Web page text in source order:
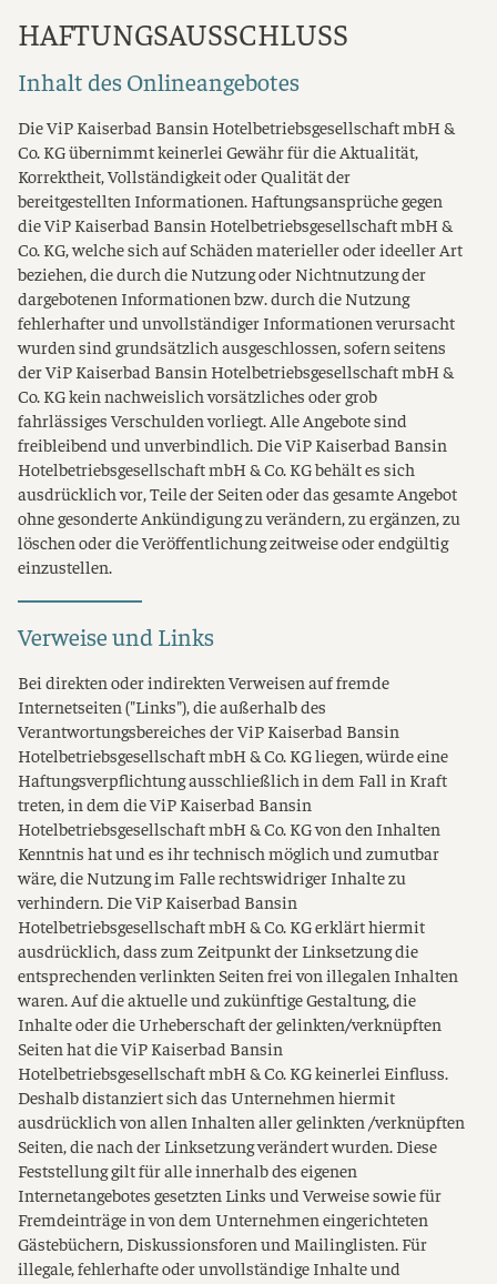
HAFTUNGSAUSSCHLUSS
Inhalt des Onlineangebotes
Die ViP Kaiserbad Bansin Hotelbetriebsgesellschaft mbH &
Co. KG übernimmt keinerlei Gewähr für die Aktualität,
Korrektheit, Vollständigkeit oder Qualität der
bereitgestellten Informationen. Haftungsansprüche gegen
die ViP Kaiserbad Bansin Hotelbetriebsgesellschaft mbH &
Co. KG, welche sich auf Schäden materieller oder ideeller Art
beziehen, die durch die Nutzung oder Nichtnutzung der
dargebotenen Informationen bzw. durch die Nutzung
fehlerhafter und unvollständiger Informationen verursacht
wurden sind grundsätzlich ausgeschlossen, sofern seitens
der ViP Kaiserbad Bansin Hotelbetriebsgesellschaft mbH &
Co. KG kein nachweislich vorsätzliches oder grob
fahrlässiges Verschulden vorliegt. Alle Angebote sind
freibleibend und unverbindlich. Die ViP Kaiserbad Bansin
Hotelbetriebsgesellschaft mbH & Co. KG behält es sich
ausdrücklich vor, Teile der Seiten oder das gesamte Angebot
ohne gesonderte Ankündigung zu verändern, zu ergänzen, zu
löschen oder die Veröffentlichung zeitweise oder endgültig
einzustellen.
Verweise und Links
Bei direkten oder indirekten Verweisen auf fremde
Internetseiten ("Links"), die außerhalb des
Verantwortungsbereiches der ViP Kaiserbad Bansin
Hotelbetriebsgesellschaft mbH & Co. KG liegen, würde eine
Haftungsverpflichtung ausschließlich in dem Fall in Kraft
treten, in dem die ViP Kaiserbad Bansin
Hotelbetriebsgesellschaft mbH & Co. KG von den Inhalten
Kenntnis hat und es ihr technisch möglich und zumutbar
wäre, die Nutzung im Falle rechtswidriger Inhalte zu
verhindern. Die ViP Kaiserbad Bansin
Hotelbetriebsgesellschaft mbH & Co. KG erklärt hiermit
ausdrücklich, dass zum Zeitpunkt der Linksetzung die
entsprechenden verlinkten Seiten frei von illegalen Inhalten
waren. Auf die aktuelle und zukünftige Gestaltung, die
Inhalte oder die Urheberschaft der gelinkten/verknüpften
Seiten hat die ViP Kaiserbad Bansin
Hotelbetriebsgesellschaft mbH & Co. KG keinerlei Einfluss.
Deshalb distanziert sich das Unternehmen hiermit
ausdrücklich von allen Inhalten aller gelinkten /verknüpften
Seiten, die nach der Linksetzung verändert wurden. Diese
Feststellung gilt für alle innerhalb des eigenen
Internetangebotes gesetzten Links und Verweise sowie für
Fremdeinträge in von dem Unternehmen eingerichteten
Gästebüchern, Diskussionsforen und Mailinglisten. Für
illegale, fehlerhafte oder unvollständige Inhalte und